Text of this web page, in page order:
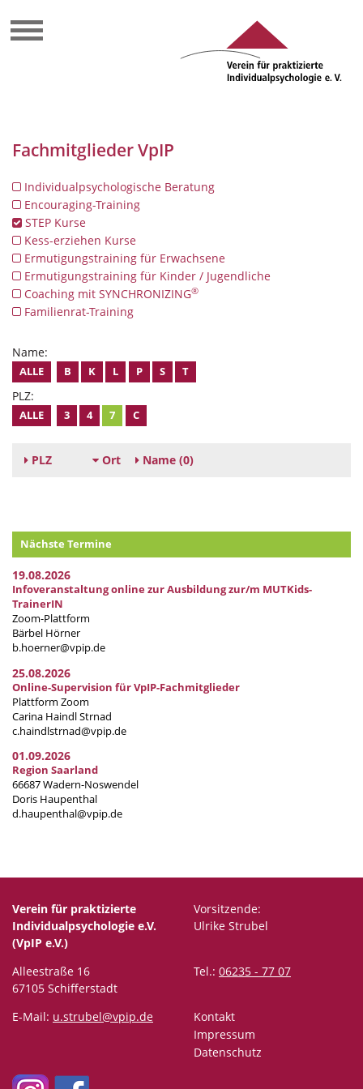
Fachmitglieder VpIP
Individualpsychologische Beratung
Encouraging-Training
STEP Kurse
Kess-erziehen Kurse
Ermutigungstraining für Erwachsene
Ermutigungstraining für Kinder / Jugendliche
Coaching mit SYNCHRONIZING®
Familienrat-Training
Name:
ALLE B K L P S T
PLZ:
ALLE 3 4 7 C
PLZ Ort Name (0)
Nächste Termine
19.08.2026
Infoveranstaltung online zur Ausbildung zur/m MUTKids-
TrainerIN
Zoom-Plattform
Bärbel Hörner
b.hoerner@vpip.de
25.08.2026
Online-Supervision für VpIP-Fachmitglieder
Plattform Zoom
Carina Haindl Strnad
c.haindlstrnad@vpip.de
01.09.2026
Region Saarland
66687 Wadern-Noswendel
Doris Haupenthal
d.haupenthal@vpip.de
Verein für praktizierte
Individualpsychologie e.V.
(VpIP e.V.)
Vorsitzende:
Ulrike Strubel
Alleestraße 16
67105 Schifferstadt
Tel.: 06235 - 77 07
E-Mail: u.strubel@vpip.de
Kontakt
Impressum
Datenschutz